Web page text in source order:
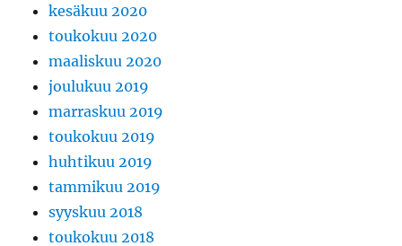
kesäkuu 2020
toukokuu 2020
maaliskuu 2020
joulukuu 2019
marraskuu 2019
toukokuu 2019
huhtikuu 2019
tammikuu 2019
syyskuu 2018
toukokuu 2018